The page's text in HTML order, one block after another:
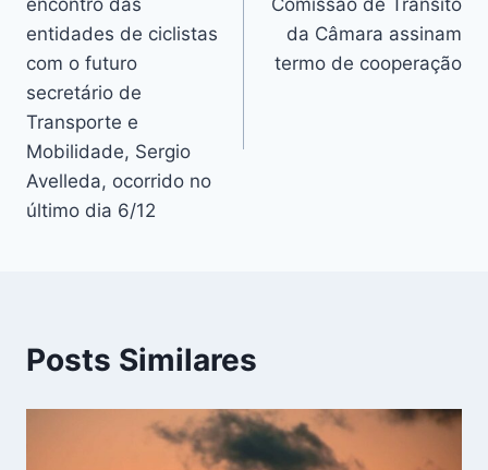
Post
entidades de ciclistas
com o futuro
secretário de
Transporte e
Mobilidade, Sergio
Avelleda, ocorrido no
último dia 6/12
da Câmara assinam
termo de cooperação
Posts Similares